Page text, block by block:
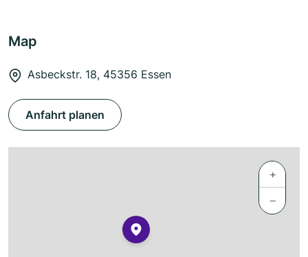
Map
Asbeckstr. 18, 45356 Essen
Anfahrt planen
+
−